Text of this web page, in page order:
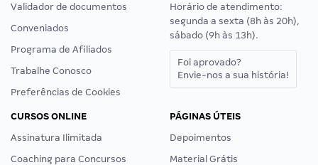
Validador de documentos
Conveniados
Programa de Afiliados
Trabalhe Conosco
Preferências de Cookies
Horário de atendimento:
segunda a sexta (8h às 20h),
sábado (9h às 13h).
Foi aprovado?
Envie-nos a sua história!
CURSOS ONLINE
Assinatura Ilimitada
Coaching para Concursos
PÁGINAS ÚTEIS
Depoimentos
Material Grátis